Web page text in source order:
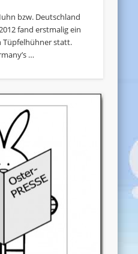
bzw. Deutschland
fand erstmalig ein
Tüpfelhühner statt.
…